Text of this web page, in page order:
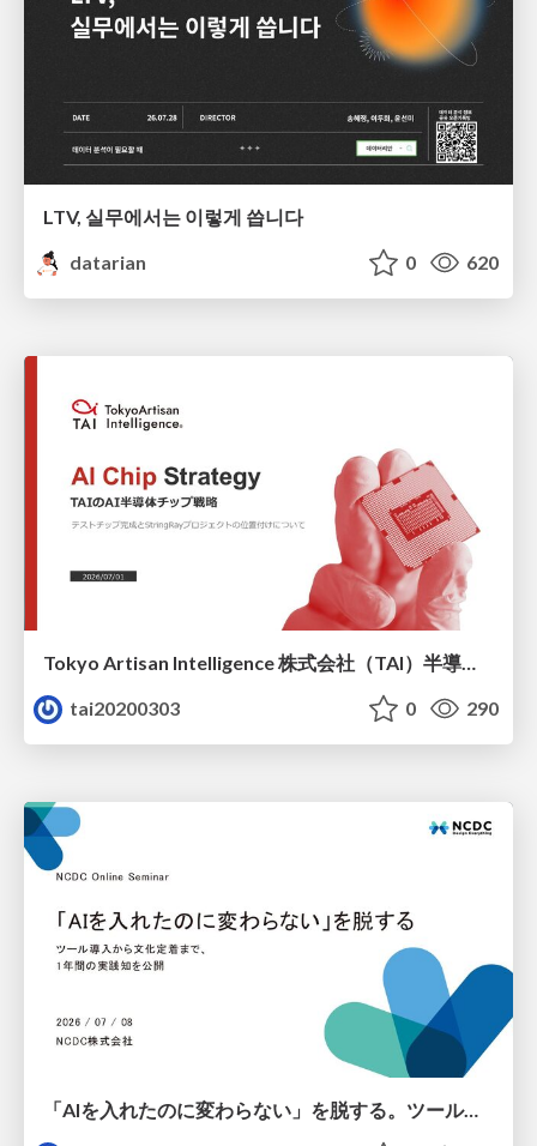
LTV, 실무에서는 이렇게 씁니다
datarian
0 620
Tokyo Artisan Intelligence 株式会社（TAI）半導体戦略_最新版
tai20200303
0 290
「AIを入れたのに変わらない」を脱する。ツール導入から文化定着まで、1年間の実践知を公開